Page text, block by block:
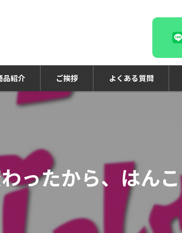
品紹介 ご挨拶 よくある質問
わったから、はん